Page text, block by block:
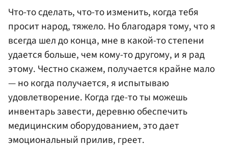
Что-то сделать, что-то изменить, когда тебя
просит народ, тяжело. Но благодаря тому, что я
всегда шел до конца, мне в какой-то степени
удается больше, чем кому-то другому, и я рад
этому. Честно скажем, получается крайне мало
— но когда получается, я испытываю
удовлетворение. Когда где-то ты можешь
инвентарь завести, деревню обеспечить
медицинским оборудованием, это дает
эмоциональный прилив, греет.